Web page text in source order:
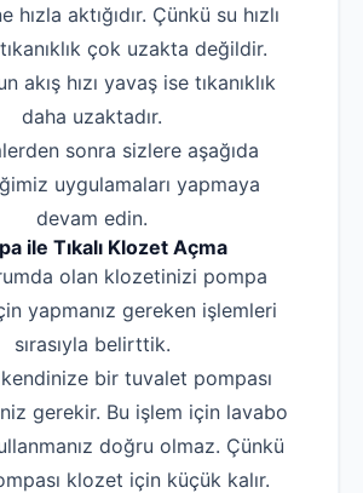
hızla aktığıdır. Çünkü su hızlı
çok uzakta değildir.
akış hızı yavaş ise tıkanıklık
daha uzaktadır.
sonra sizlere aşağıda
uygulamaları yapmaya
devam edin.
ile Tıkalı Klozet Açma
olan klozetinizi pompa
yapmanız gereken işlemleri
sırasıyla belirttik.
bir tuvalet pompası
gerekir. Bu işlem için lavabo
doğru olmaz. Çünkü
klozet için küçük kalır.